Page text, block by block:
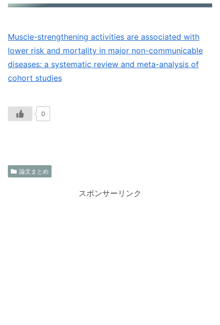
Muscle-strengthening activities are associated with
lower risk and mortality in major non-communicable
diseases: a systematic review and meta-analysis of
cohort studies
0
論文まとめ
スポンサーリンク